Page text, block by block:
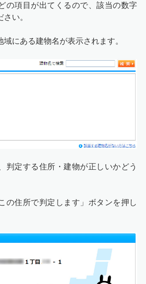
の項目が出てくるので、該当の数字
い。
域にある建物名が表示されます。
判定する住所・建物が正しいかどう
の住所で判定します」ボタンを押し